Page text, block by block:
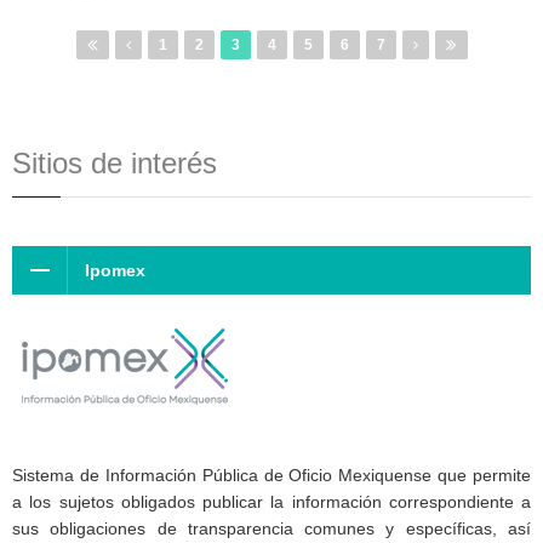
1 2 3 4 5 6 7
Sitios de interés
Ipomex
Sistema de Información Pública de Oficio Mexiquense que permite
a los sujetos obligados publicar la información correspondiente a
sus obligaciones de transparencia comunes y específicas, así